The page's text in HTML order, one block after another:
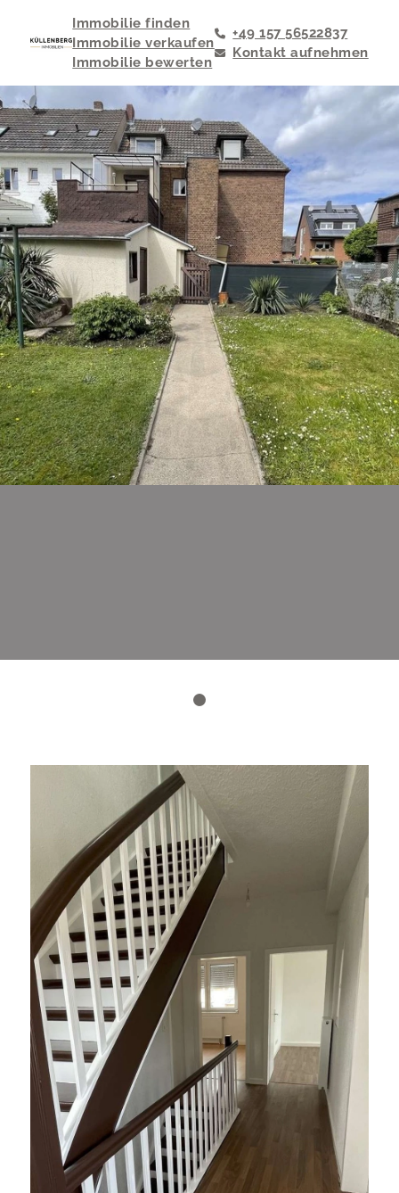
Immobilie finden
Immobilie verkaufen
Immobilie bewerten
+49 157 56522837
Kontakt aufnehmen
WOHNUNG ZU MIETEN IN
HÜRTH
Renovierte 5-Zimmer Wohnung
mit Garten in Hürth-Gleuel